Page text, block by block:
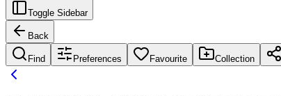
Toggle Sidebar
Back
Find Preferences Favourite Collection